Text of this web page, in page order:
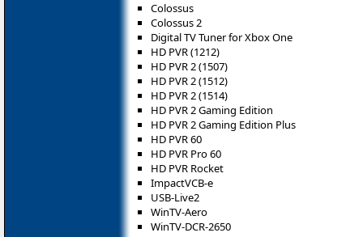
Colossus
Colossus 2
Digital TV Tuner for Xbox One
HD PVR (1212)
HD PVR 2 (1507)
HD PVR 2 (1512)
HD PVR 2 (1514)
HD PVR 2 Gaming Edition
HD PVR 2 Gaming Edition Plus
HD PVR 60
HD PVR Pro 60
HD PVR Rocket
ImpactVCB-e
USB-Live2
WinTV-Aero
WinTV-DCR-2650